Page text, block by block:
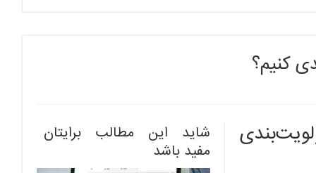
کنیم؟
شاید این مطالب برایتان
مفید باشد